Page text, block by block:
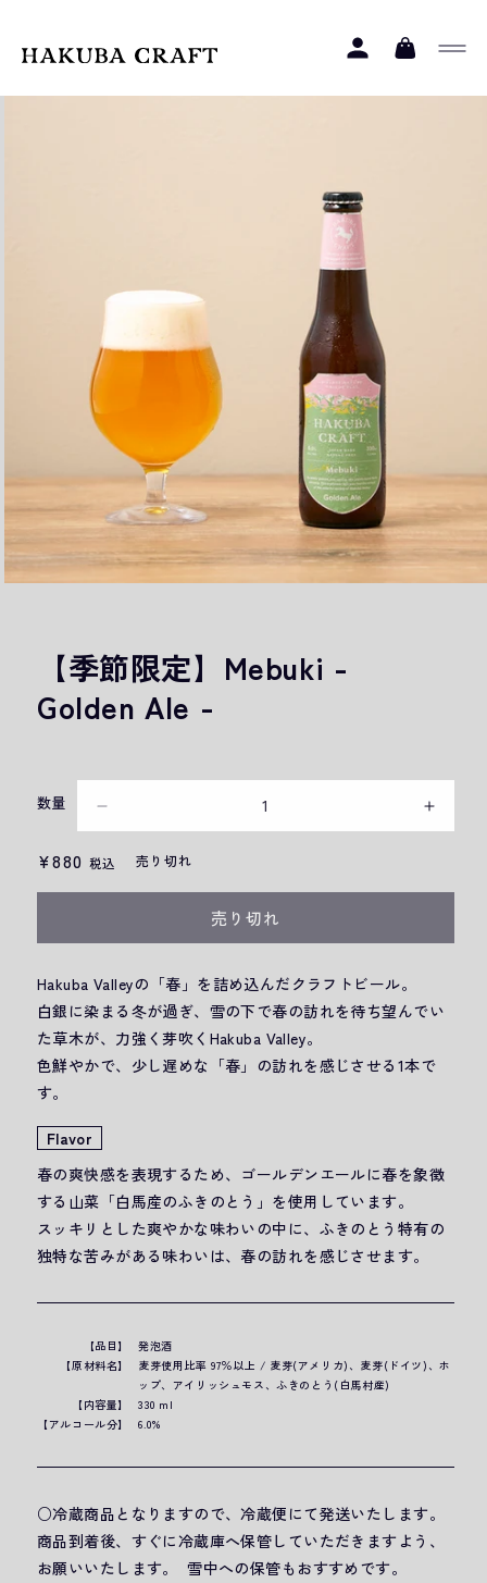
進む
グ
イ
ー
商品情
【季節限定】Mebuki -
Golden Ale -
数量
節
限
-
Golden
Ale
の
数
量
を
ら
す
【季
限
Ale
数
を
や
通
常
格
¥880 税込 売り切れ
売り切れ
Hakuba Valleyの「春」を詰め込んだクラフトビール。
白銀に染まる冬が過ぎ、雪の下で春の訪れを待ち望んでい
た草木が、力強く芽吹くHakuba Valley。
色鮮やかで、少し遅めな「春」の訪れを感じさせる1本で
す。
Flavor
春の爽快感を表現するため、ゴールデンエールに春を象徴
する山菜「白馬産のふきのとう」を使用しています。
スッキリとした爽やかな味わいの中に、ふきのとう特有の
独特な苦みがある味わいは、春の訪れを感じさせます。
品目
発泡酒
原材料名
麦芽使用比率 97％以上 / 麦芽(アメリカ)、麦芽(ドイツ)、ホ
ップ、アイリッシュモス、ふきのとう(白馬村産)
内容量
330 ml
アルコール分
6.0%
○冷蔵商品となりますので、冷蔵便にて発送いたします。
商品到着後、すぐに冷蔵庫へ保管していただきますよう、
お願いいたします。 雪中への保管もおすすめです。